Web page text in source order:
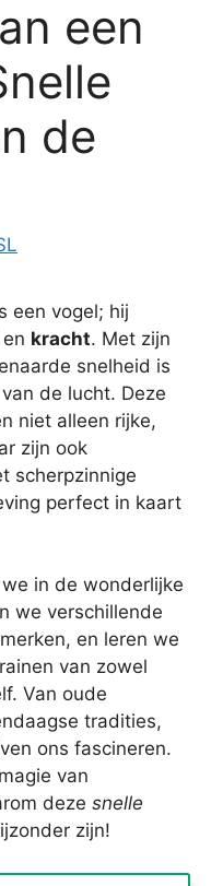
een
de
een vogel; hij
en kracht. Met zijn
snelheid is
de lucht. Deze
niet alleen rijke,
zijn ook
scherpzinnige
perfect in kaart
in de wonderlijke
we verschillende
en leren we
van zowel
Van oude
tradities,
ons fascineren.
van
deze snelle
zijn!